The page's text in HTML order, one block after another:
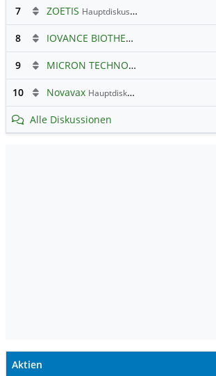
7 ZOETIS Hauptdiskussion
8 IOVANCE BIOTHERAP.DL-,001
9 MICRON TECHNOLOGY
10 Novavax Hauptdiskussion
Alle Diskussionen
Aktien